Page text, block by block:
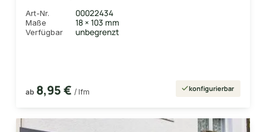
Deckmaß: 99mm
Art-Nr. 00022434
Maße 18 × 103 mm
Verfügbar unbegrenzt
ab 8,95 € / lfm konfigurierbar